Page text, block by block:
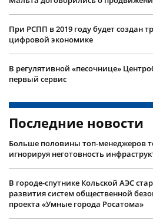
При РСПП в 2019 году будет создан
цифровой экономике
В регулятивной «песочнице»
первый сервис
Последние новости
Больше половины топ-менеджеров
игнорируя неготовность
В городе-спутнике Кольской АЭС
развития систем общественной
проекта «Умные города Росатома»